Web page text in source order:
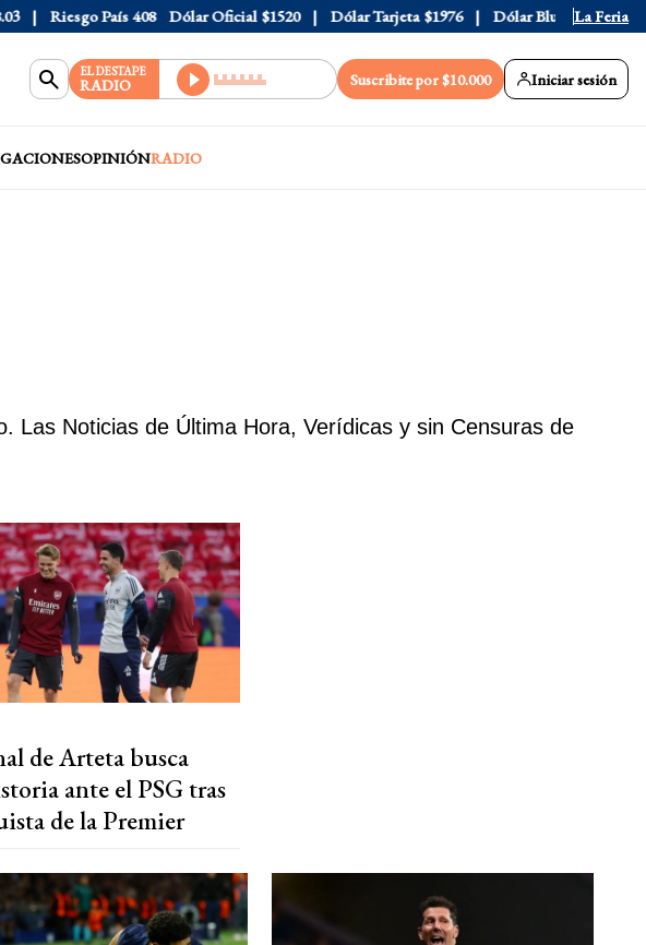
País 408 Dólar Oficial $1520 Dólar Tarjeta $1976 Dólar Blue $1530 Dólar
La Feria
EL DESTAPE
RADIO Suscribite por $10.000 Iniciar sesión
OPINIÓNRADIO
Las Noticias de Última Hora, Verídicas y sin Censuras de
de Arteta busca
ante el PSG tras
de la Premier